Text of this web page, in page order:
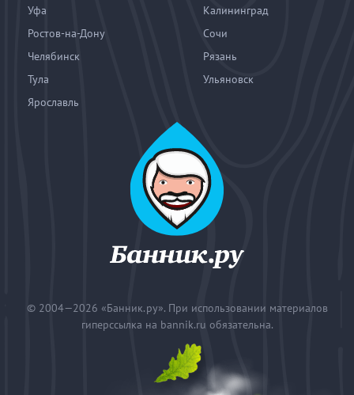
Уфа
Калининград
Ростов-на-Дону
Сочи
Челябинск
Рязань
Тула
Ульяновск
Ярославль
© 2004—2026 «Банник.ру». При использовании материалов
гиперссылка на bannik.ru обязательна.